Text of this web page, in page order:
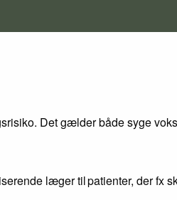
Det gælder både syge
læger til patienter, der fx